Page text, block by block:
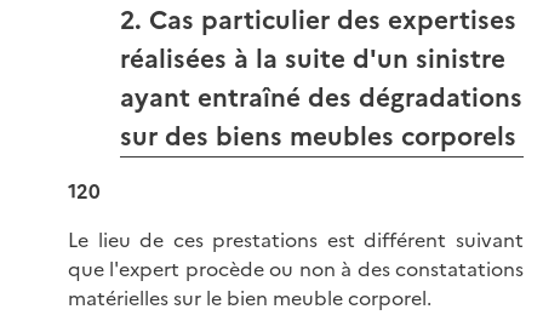
2. Cas particulier des expertises
réalisées à la suite d'un sinistre
ayant entraîné des dégradations
sur des biens meubles corporels
120
Le lieu de ces prestations est différent suivant
que l'expert procède ou non à des constatations
matérielles sur le bien meuble corporel.